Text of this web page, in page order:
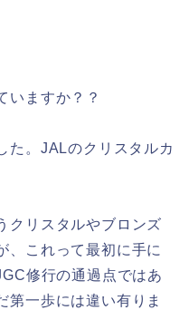
いますか？？
た。JALのクリスタルカ
クリスタルやブロンズ
、これって最初に手に
修行の通過点ではあ
第一歩には違い有りま